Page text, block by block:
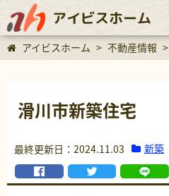
アイビスホーム
アイビスホーム > 不動産情報 >
滑川市新築住宅
最終更新日：2024.11.03 新築